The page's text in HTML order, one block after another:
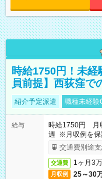
時給1750円！未
員前提】西荻窪で
紹介予定派遣 職種未経験
給与
時給1750円 月
週 ※月収例を保
交通費別途支
交通費 1ヶ月3
月収例 25～30